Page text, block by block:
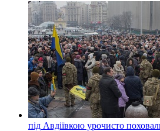
під Авдіївкою урочисто